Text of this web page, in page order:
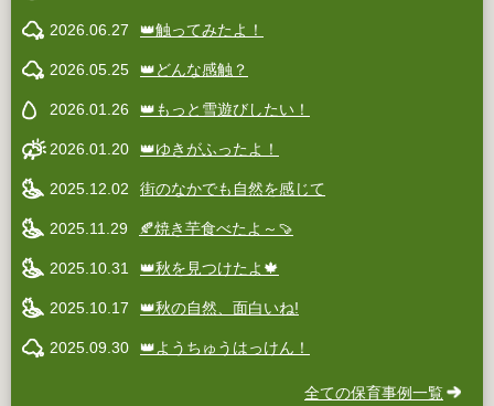
2026.06.27 👑触ってみたよ！
2026.05.25 👑どんな感触？
2026.01.26 👑もっと雪遊びしたい！
2026.01.20 👑ゆきがふったよ！
2025.12.02 街のなかでも自然を感じて
2025.11.29 🍂焼き芋食べたよ～🍠
2025.10.31 👑秋を見つけたよ🍁
2025.10.17 👑秋の自然、面白いね!
2025.09.30 👑ようちゅうはっけん！
全ての保育事例一覧